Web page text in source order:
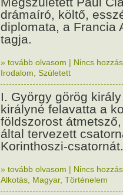
drámaíró, költő,
diplomata, a Francia
tagja.
» tovább olvasom | Nincs
Irodalom Született
I. György görög
királyné felavatta a
földszorost
által tervezett
Korinthoszi-csatornát.
» tovább olvasom | Nincs
Alkotás Magyar, Történelem